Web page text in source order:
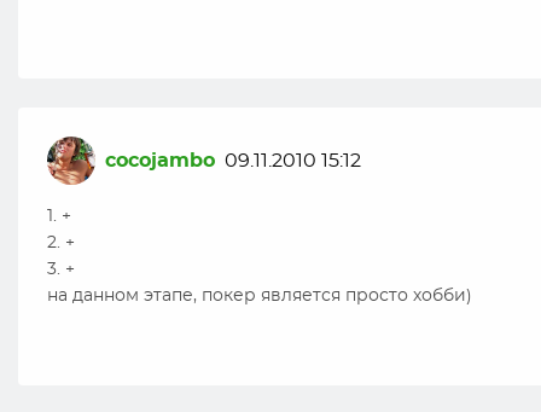
cocojambo 09.11.2010 15:12
1. +
2. +
3. +
на данном этапе, покер является просто хобби)